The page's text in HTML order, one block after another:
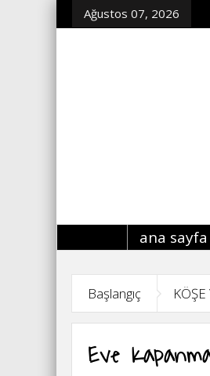
Ağustos 07, 2026
ana sayfa
Başlangıç
Eve